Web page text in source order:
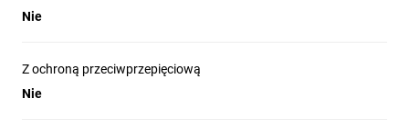
Nie
Z ochroną przeciwprzepięciową
Nie